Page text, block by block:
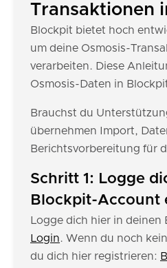
Transaktionen
Blockpit bietet hoch
um deine Osmosis-
verarbeiten. Diese
Osmosis-Daten in
Brauchst du
übernehmen Import,
Berichtsvorbereitung für
Schritt 1: Logge
Blockpit-Account
Logge dich hier in
Login. Wenn du noch
du dich hier registrieren: